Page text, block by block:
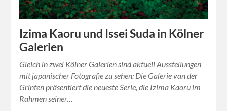
Izima Kaoru und Issei Suda in Kölner
Galerien
Gleich in zwei Kölner Galerien sind aktuell Ausstellungen
mit japanischer Fotografie zu sehen: Die Galerie van der
Grinten präsentiert die neueste Serie, die Izima Kaoru im
Rahmen seiner…